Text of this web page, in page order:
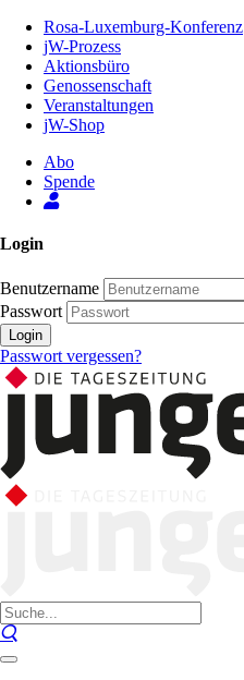
Inhalt
Seite
Rosa-Luxemburg-Konferenz
jW-Prozess
Aktionsbüro
Genossenschaft
Veranstaltungen
jW-Shop
Abo
Spende
Login
Benutzername
Passwort
Login
Passwort vergessen?